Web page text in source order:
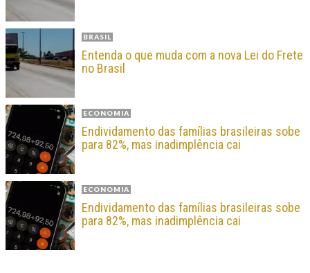
BRASIL
Entenda o que muda com a nova Lei do Frete
no Brasil
ECONOMIA
Endividamento das famílias brasileiras sobe
para 82%, mas inadimplência cai
ECONOMIA
Endividamento das famílias brasileiras sobe
para 82%, mas inadimplência cai